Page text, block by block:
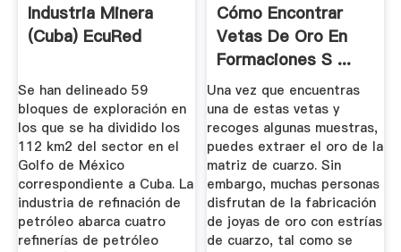
Industria Minera
(Cuba) EcuRed
Se han delineado 59
bloques de exploración en
los que se ha dividido los
112 km2 del sector en el
Golfo de México
correspondiente a Cuba. La
industria de refinación de
petróleo abarca cuatro
refinerías de petróleo
Cómo Encontrar
Vetas De Oro En
Formaciones S ...
Una vez que encuentras
una de estas vetas y
recoges algunas muestras,
puedes extraer el oro de la
matriz de cuarzo. Sin
embargo, muchas personas
disfrutan de la fabricación
de joyas de oro con estrías
de cuarzo, tal como se